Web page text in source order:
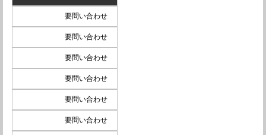
要問い合わせ
要問い合わせ
要問い合わせ
要問い合わせ
要問い合わせ
要問い合わせ